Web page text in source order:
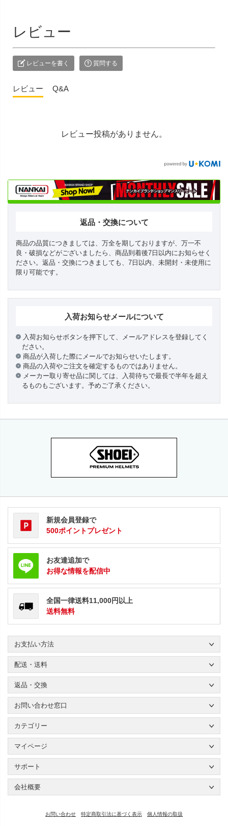
レビュー
レビューを書く 質問する
レビュー Q&A
レビュー投稿がありません。
返品・交換について
商品の品質につきましては、万全を期しておりますが、万一不
良・破損などがございましたら、商品到着後7日以内にお知らせく
ださい。返品・交換につきましても、7日以内、未開封・未使用に
限り可能です。
入荷お知らせメールについて
入荷お知らせボタンを押下して、メールアドレスを登録してく
ださい。
商品が入荷した際にメールでお知らせいたします。
商品の入荷やご注文を確定するものではありません。
メーカー取り寄せ品に関しては、入荷待ちで最長で半年を超え
るものもございます。予めご了承ください。
新規会員登録で
500ポイントプレゼント
お友達追加で
お得な情報を配信中
全国一律送料11,000円以上
送料無料
お支払い方法
配送・送料
返品・交換
お問い合わせ窓口
カテゴリー
マイページ
サポート
会社概要
お問い合わせ 特定商取引法に基づく表示 個人情報の取扱